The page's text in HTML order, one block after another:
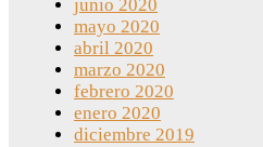
junio 2020
mayo 2020
abril 2020
marzo 2020
febrero 2020
enero 2020
diciembre 2019